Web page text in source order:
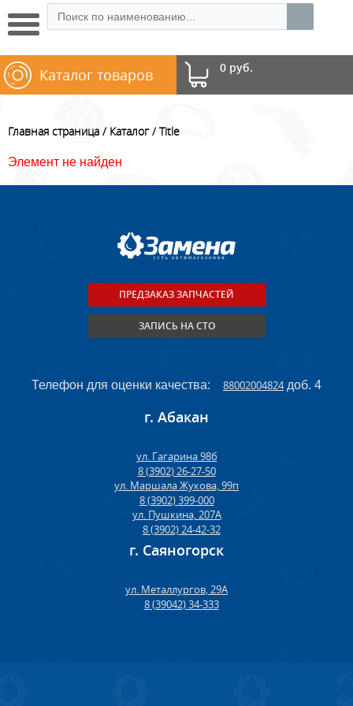
0 руб.
Каталог товаров
Главная страница Каталог Title
Элемент не найден
ПРЕДЗАКАЗ ЗАПЧАСТЕЙ
ЗАПИСЬ НА СТО
Телефон для оценки качества: 88002004824доб. 4
г. Абакан
ул. Гагарина 98б
8 (3902) 26-27-50
ул. Маршала Жукова, 99п
8 (3902) 399-000
ул. Пушкина, 207А
8 (3902) 24-42-32
г. Саяногорск
ул. Металлургов, 29А
8 (39042) 34-333